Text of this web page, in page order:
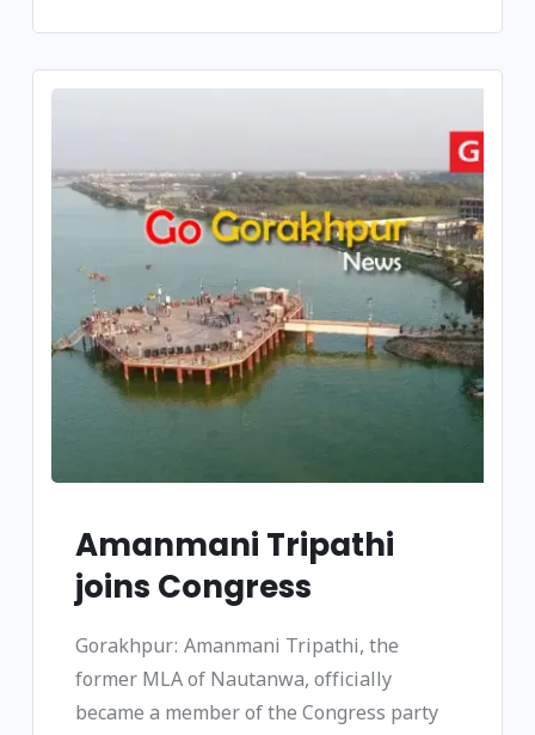
Amanmani Tripathi
joins Congress
Gorakhpur: Amanmani Tripathi, the
former MLA of Nautanwa, officially
became a member of the Congress party